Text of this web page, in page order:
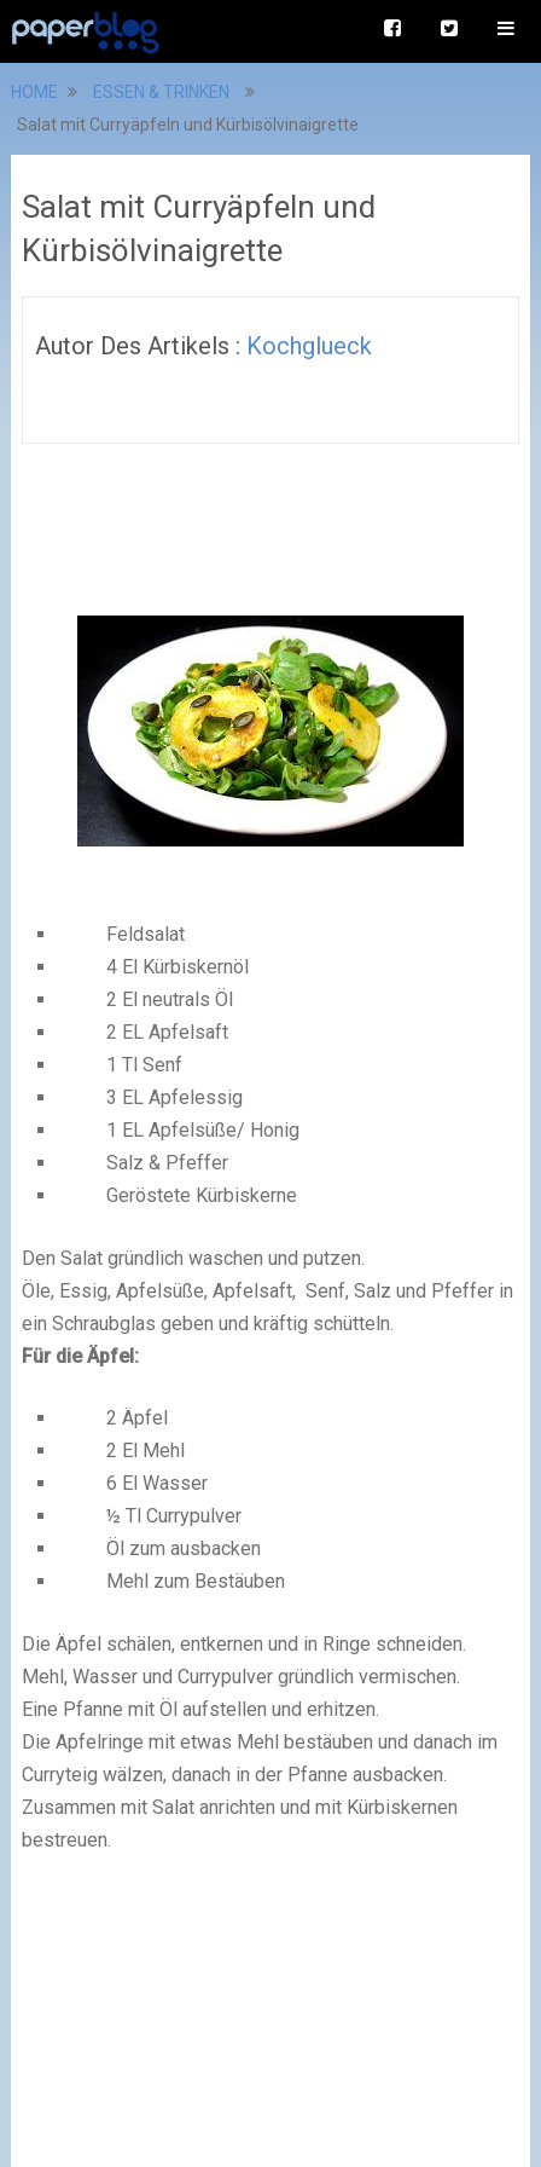
HOME
ESSEN & TRINKEN
Salat mit Curryäpfeln und Kürbisölvinaigrette
Salat mit Curryäpfeln und
Kürbisölvinaigrette
Autor Des Artikels : Kochglueck
Feldsalat
4 El Kürbiskernöl
2 El neutrals Öl
2 EL Apfelsaft
1 Tl Senf
3 EL Apfelessig
1 EL Apfelsüße/ Honig
Salz & Pfeffer
Geröstete Kürbiskerne
Den Salat gründlich waschen und putzen.
Öle, Essig, Apfelsüße, Apfelsaft, Senf, Salz und Pfeffer in
ein Schraubglas geben und kräftig schütteln.
Für die Äpfel:
2 Äpfel
2 El Mehl
6 El Wasser
½ Tl Currypulver
Öl zum ausbacken
Mehl zum Bestäuben
Die Äpfel schälen, entkernen und in Ringe schneiden.
Mehl, Wasser und Currypulver gründlich vermischen.
Eine Pfanne mit Öl aufstellen und erhitzen.
Die Apfelringe mit etwas Mehl bestäuben und danach im
Curryteig wälzen, danach in der Pfanne ausbacken.
Zusammen mit Salat anrichten und mit Kürbiskernen
bestreuen.